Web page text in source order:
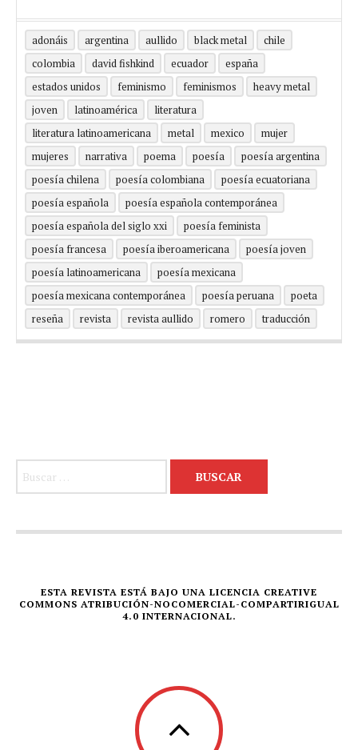
adonáis argentina aullido black metal
chile
colombia
david fishkind ecuador
españa
estados unidos
feminismo feminismos
heavy metal
joven
latinoamérica
literatura
literatura latinoamericana
metal mexico
mujer
mujeres
narrativa poema poesía
poesía argentina
poesía chilena
poesía colombiana
poesía ecuatoriana
poesía española
poesía española contemporánea
poesía española del siglo xxi
poesía feminista
poesía francesa
poesía iberoamericana
poesía joven
poesía latinoamericana
poesía mexicana
poesía mexicana contemporánea
poesía peruana
poeta
reseña
revista revista aullido romero traducción
ESTA REVISTA ESTÁ BAJO UNA LICENCIA CREATIVE
COMMONS ATRIBUCIÓN-NOCOMERCIAL-COMPARTIRIGUAL
4.0 INTERNACIONAL.